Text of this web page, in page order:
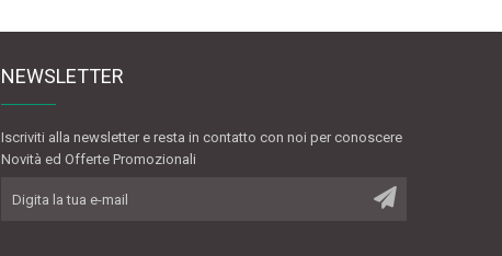
NEWSLETTER
Iscriviti alla newsletter e resta in contatto con noi per conoscere
Novità ed Offerte Promozionali